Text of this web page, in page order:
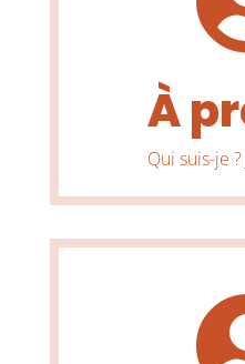
À
Qui suis-je